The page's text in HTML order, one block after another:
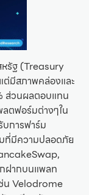
รัฐ (Treasury
ต่มีสภาพคล่องและ
ส่วนผลตอบแทน
ตฟอร์มต่างๆใน
การฟาร์ม
ที่มีความปลอดภัย
ฝากบนแพลท
น Velodrome